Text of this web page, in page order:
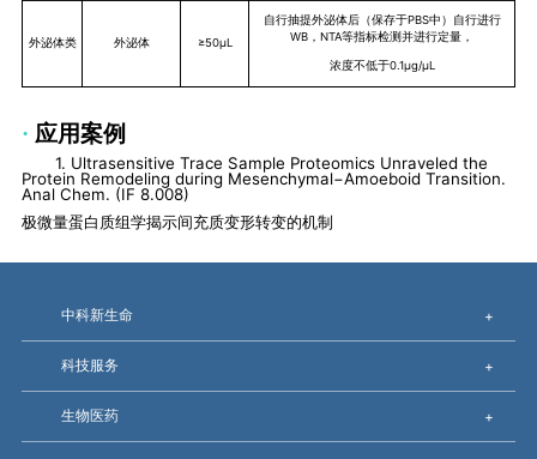
外泌体类 外泌体 ≥50μL
自行抽提外泌体后（保存于PBS中）自行进行
WB，NTA等指标检测并进行定量，
浓度不低于0.1μg/μL
· 应用案例
1. Ultrasensitive Trace Sample Proteomics Unraveled the
Protein Remodeling during Mesenchymal−Amoeboid Transition.
Anal Chem. (IF 8.008)
极微量蛋白质组学揭示间充质变形转变的机制
中科新生命 +
科技服务 +
生物医药 +